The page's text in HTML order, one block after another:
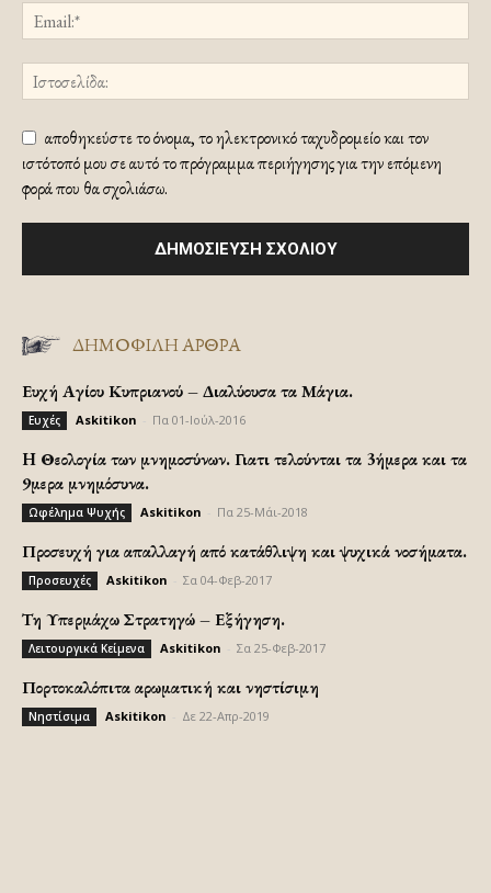
αποθηκεύστε το όνομα, το ηλεκτρονικό ταχυδρομείο και τον
ιστότοπό μου σε αυτό το πρόγραμμα περιήγησης για την επόμενη
φορά που θα σχολιάσω.
ΔΗΜΟΦΙΛΗ ΑΡΘΡΑ
Ευχή Αγίου Κυπριανού – Διαλύουσα τα Μάγια.
Ευχές Askitikon Πα 01-Ιούλ-2016
H Θεολογία των μνημοσύνων. Γιατι τελούνται τα 3ήμερα και τα
9μερα μνημόσυνα.
Ωφέλημα Ψυχής Askitikon Πα 25-Μάι-2018
Προσευχή για απαλλαγή από κατάθλιψη και ψυχικά νοσήματα.
Προσευχές Askitikon Σα 04-Φεβ-2017
Τη Υπερμάχω Στρατηγώ – Εξήγηση.
Λειτουργικά Κείμενα Askitikon Σα 25-Φεβ-2017
Πορτοκαλόπιτα αρωματική και νηστίσιμη
Νηστίσιμα Askitikon Δε 22-Απρ-2019